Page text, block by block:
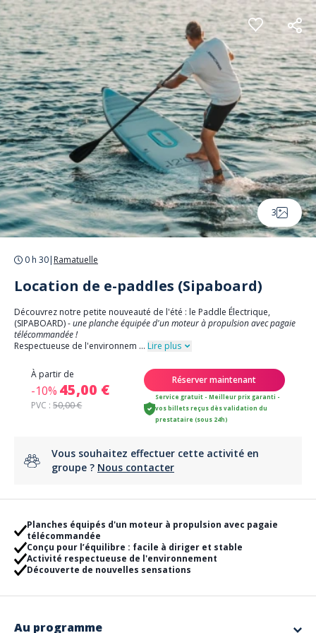
Panneau de gestion des cookies
3
0 h 30| Ramatuelle
Location de e-paddles (Sipaboard)
Découvrez notre petite nouveauté de l'été : le Paddle Électrique,
(SIPABOARD) -une planche équipée d'un moteur à propulsion avec pagaie
télécommandée !
Respectueuse de l'environnem ... Lire plus
À partir de
-10% 45,00 €
PVC :50,00 €
Réserver maintenant
Service gratuit - Meilleur prix garanti -
vos billets reçus dès validation du
prestataire (sous 24h)
Vous souhaitez effectuer cette activité en
groupe ? Nous contacter
Planches équipés d'un moteur à propulsion avec pagaie
télécommandée
Conçu pour l’équilibre : facile à diriger et stable
Activité respectueuse de l'environnement
Découverte de nouvelles sensations
Au programme